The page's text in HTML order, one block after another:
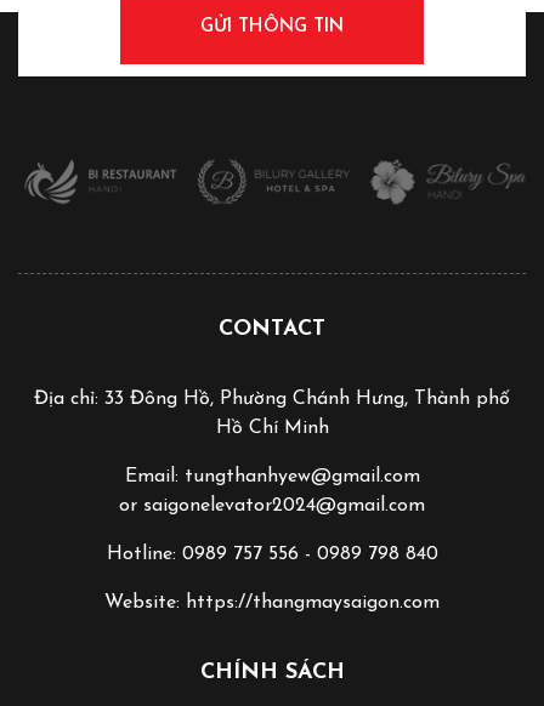
CONTACT
Địa chỉ: 33 Đông Hồ, Phường Chánh Hưng, Thành phố
Hồ Chí Minh
Email: tungthanhyew@gmail.com
or saigonelevator2024@gmail.com
Hotline: 0989 757 556 - 0989 798 840
Website: https://thangmaysaigon.com
CHÍNH SÁCH